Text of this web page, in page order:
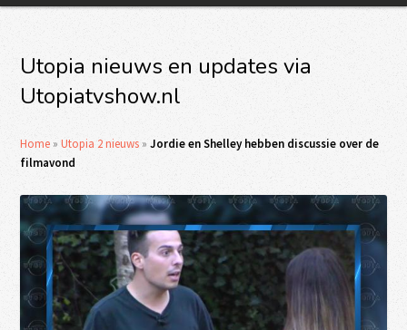
Utopia nieuws en updates via
Utopiatvshow.nl
Home »Utopia 2 nieuws »Jordie en Shelley hebben discussie over de
filmavond